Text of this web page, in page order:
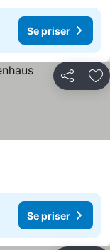
Se priser
Dela
Se priser